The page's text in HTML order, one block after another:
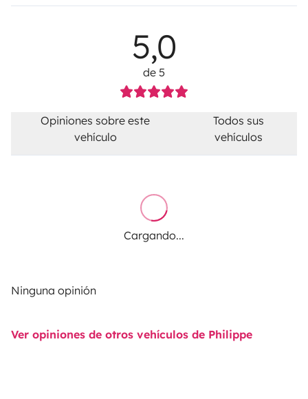
5,0
de 5
Opiniones sobre este
vehículo
Todos sus
vehículos
Cargando...
Ninguna opinión
Ver opiniones de otros vehículos de Philippe